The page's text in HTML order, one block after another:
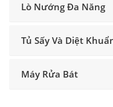
Lò Nướng Đa Năng
Tủ Sấy Và Diệt
Máy Rửa Bát